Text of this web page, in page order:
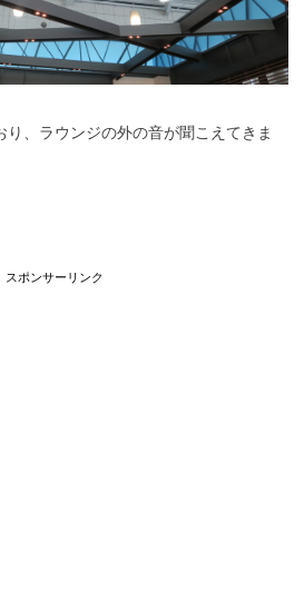
、ラウンジの外の音が聞こえてきま
スポンサーリンク